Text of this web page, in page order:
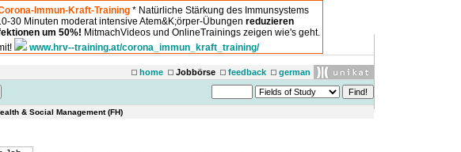
Immun-Kraft-Training * Natürliche Stärkung des Immunsystems
30 Minuten moderat intensive Atem&K;örper-Übungen reduzieren
um 50%! MitmachVideos und OnlineTrainings zeigen wie's geht.
www.hrv--training.at/corona_immun_kraft_training/
home Jobbörse feedback german
& Social Management (FH)